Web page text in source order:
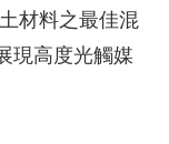
材料之最佳混
現高度光觸媒